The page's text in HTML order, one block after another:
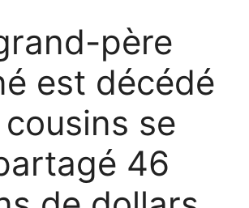
père
est décédé
se
46